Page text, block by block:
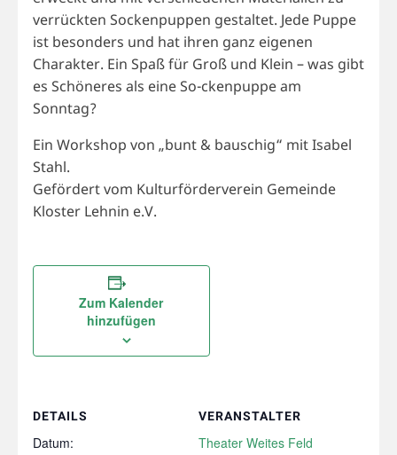
verrückten Sockenpuppen gestaltet. Jede Puppe
ist besonders und hat ihren ganz eigenen
Charakter. Ein Spaß für Groß und Klein – was gibt
es Schöneres als eine So-ckenpuppe am
Sonntag?
Ein Workshop von „bunt & bauschig“ mit Isabel
Stahl.
Gefördert vom Kulturförderverein Gemeinde
Kloster Lehnin e.V.
Zum Kalender
hinzufügen
DETAILS
Datum:
VERANSTALTER
Theater Weites Feld